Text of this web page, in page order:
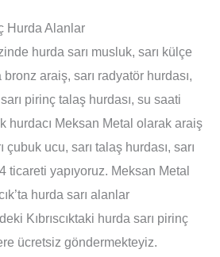
Hurda Alanlar
hurda sarı musluk, sarı külçe
araiş, sarı radyatör hurdası,
pirinç talaş hurdası, su saati
hurdacı Meksan Metal olarak araiş
çubuk ucu, sarı talaş hurdası, sarı
ticareti yapıyoruz. Meksan Metal
hurda sarı alanlar
Kıbrıscıktaki hurda sarı pirinç
ücretsiz göndermekteyiz.